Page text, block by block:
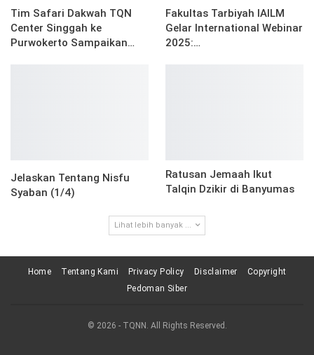
Tim Safari Dakwah TQN
Center Singgah ke
Purwokerto Sampaikan…
Fakultas Tarbiyah IAILM
Gelar International Webinar
2025:…
Jelaskan Tentang Nisfu
Syaban (1/4)
Ratusan Jemaah Ikut
Talqin Dzikir di Banyumas
Lihat lebih banyak ...
Home Tentang Kami Privacy Policy Disclaimer
Copyright
Pedoman Siber
© 2026 - TQNN. All Rights Reserved.